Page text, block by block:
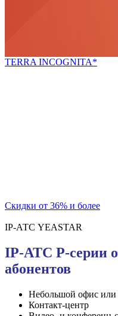
TERRA INCOGNITA*
Скидки от 36% и более
IP-АТС YEASTAR
IP-АТС P-серии
абонентов
Небольшой офис или
Контакт-центр